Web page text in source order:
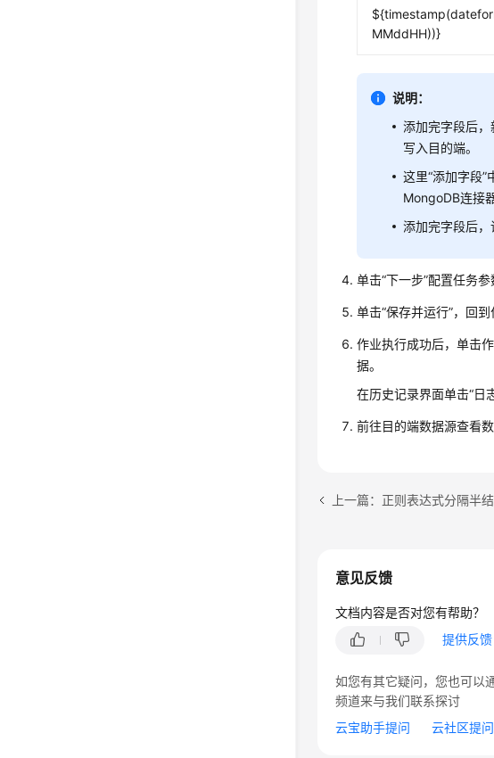
MMddHH))}
说明：
添加完字段后
写入目的端。
这里“添加字段”
MongoDB连接
添加完字段后，
单击“下一步”配置任务参
单击“保存并运行”，回
作业执行成功后，单击
据。
在历史记录界面单击“日
前往目的端数据源查看
上一篇：正则表达式分隔半
意见反馈
文档内容是否对您有帮助？
提供反馈
如您有其它疑问，您也可以
频道来与我们联系探讨
云宝助手提问
云社区提问